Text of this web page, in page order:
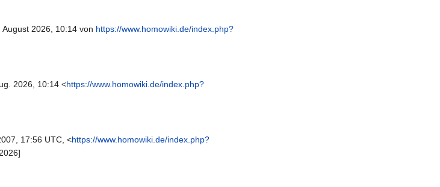
2026, 10:14 von https://www.homowiki.de/index.php?
2026, 10:14 <https://www.homowiki.de/index.php?
17:56 UTC, <https://www.homowiki.de/index.php?